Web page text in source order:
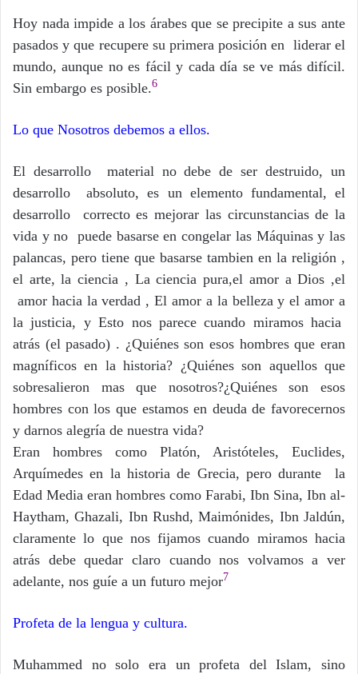
Hoy nada impide a los árabes que se precipite a sus ante
pasados y que recupere su primera posición en liderar el
mundo, aunque no es fácil y cada día se ve más difícil.
Sin embargo es posible.6
Lo que Nosotros debemos a ellos.
El desarrollo material no debe de ser destruido, un
desarrollo absoluto, es un elemento fundamental, el
desarrollo correcto es mejorar las circunstancias de la
vida y no puede basarse en congelar las Máquinas y las
palancas, pero tiene que basarse tambien en la religión ,
el arte, la ciencia , La ciencia pura,el amor a Dios ,el
amor hacia la verdad , El amor a la belleza y el amor a
la justicia, y Esto nos parece cuando miramos hacia
atrás (el pasado) . ¿Quiénes son esos hombres que eran
magníficos en la historia? ¿Quiénes son aquellos que
sobresalieron mas que nosotros?¿Quiénes son esos
hombres con los que estamos en deuda de favorecernos
y darnos alegría de nuestra vida?
Eran hombres como Platón, Aristóteles, Euclides,
Arquímedes en la historia de Grecia, pero durante la
Edad Media eran hombres como Farabi, Ibn Sina, Ibn al-
Haytham, Ghazali, Ibn Rushd, Maimónides, Ibn Jaldún,
claramente lo que nos fijamos cuando miramos hacia
atrás debe quedar claro cuando nos volvamos a ver
adelante, nos guíe a un futuro mejor7
Profeta de la lengua y cultura.
Muhammed no solo era un profeta del Islam, sino